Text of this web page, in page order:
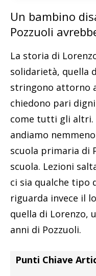
Un bambino
Pozzuoli
La storia di
solidarietà, quella
stringono attorno
chiedono pari
come tutti gli altri.
andiamo
scuola primaria di
scuola. Lezioni
ci sia qualche tipo
riguarda invece il
quella di Lorenzo,
anni di Pozzuoli.
Punti Chiave